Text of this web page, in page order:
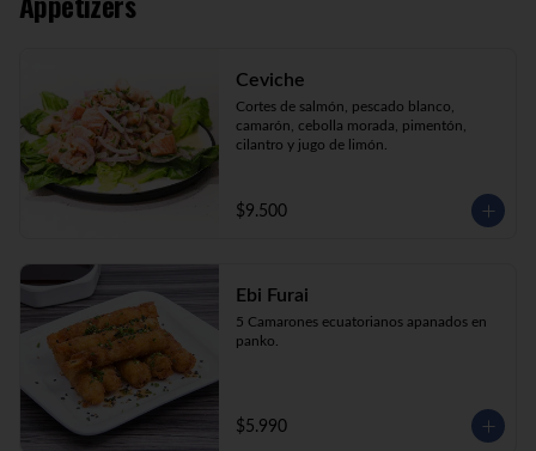
Katsu Roll (10) Pollo, queso crema,
cebollín, apanado en panko.
Ceviche
Cortes de salmón, pescado blanco,
camarón, cebolla morada, pimentón,
cilantro y jugo de limón.
$9.500
Ebi Furai
5 Camarones ecuatorianos apanados en
panko.
$5.990